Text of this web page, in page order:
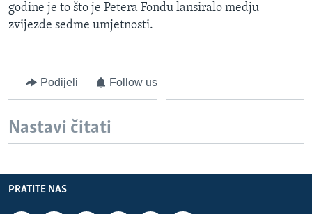
godine je to što je Petera Fondu lansiralo medju
zvijezde sedme umjetnosti.
Podijeli Follow us
Nastavi čitati
PRATITE NAS